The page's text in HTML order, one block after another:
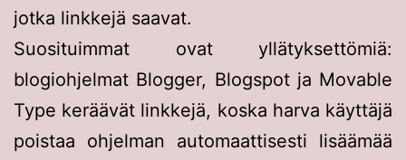
jotka linkkejä saavat.
Suosituimmat ovat yllätyksettömiä:
blogiohjelmat Blogger, Blogspot ja Movable
Type keräävät linkkejä, koska harva käyttäjä
poistaa ohjelman automaattisesti lisäämää